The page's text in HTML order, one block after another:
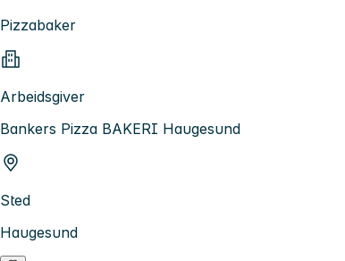
Pizzabaker
Arbeidsgiver
Bankers Pizza BAKERI Haugesund
Sted
Haugesund